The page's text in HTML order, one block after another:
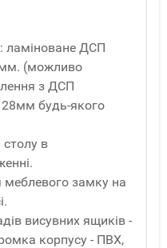
ламіноване ДСП
(можливо
з ДСП
будь-якого
в
замку на
висувних ящиків -
корпусу - ПВХ,